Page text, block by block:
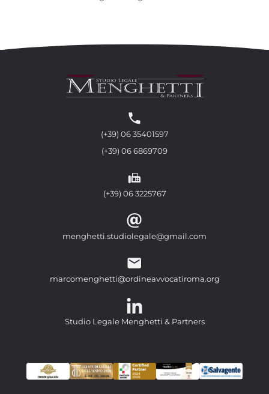
(+39) 06 35401597
(+39) 06 6869709
(+39) 06 3225767
menghetti.studiolegale@gmail.com
marcomenghetti@ordineavvocatiroma.org
Studio Legale Menghetti & Partners